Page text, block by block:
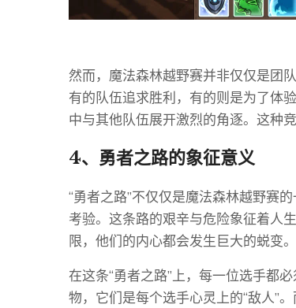
然而，魔法森林越野赛并非仅仅是团
有的队伍追求胜利，有的则是为了体
中与其他队伍展开激烈的角逐。这种
4、勇者之路的象征意义
“勇者之路”不仅仅是魔法森林越野赛
考验。这条路的艰辛与危险象征着人
限，他们的内心都会发生巨大的蜕变
在这条“勇者之路”上，每一位选手都
物，它们是每个选手心灵上的“敌人”